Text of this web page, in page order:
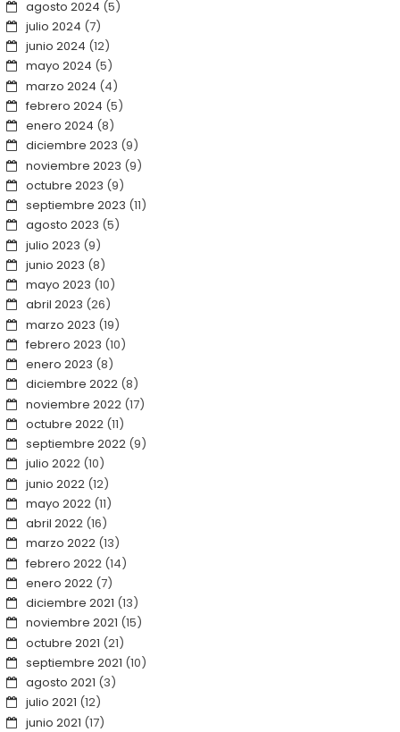
agosto 2024 (5)
julio 2024 (7)
junio 2024 (12)
mayo 2024 (5)
marzo 2024 (4)
febrero 2024 (5)
enero 2024 (8)
diciembre 2023 (9)
noviembre 2023 (9)
octubre 2023 (9)
septiembre 2023 (11)
agosto 2023 (5)
julio 2023 (9)
junio 2023 (8)
mayo 2023 (10)
abril 2023 (26)
marzo 2023 (19)
febrero 2023 (10)
enero 2023 (8)
diciembre 2022(8)
noviembre 2022(17)
octubre 2022(11)
septiembre 2022(9)
julio 2022(10)
junio 2022(12)
mayo 2022(11)
abril 2022(16)
marzo 2022(13)
febrero 2022(14)
enero 2022(7)
diciembre 2021 (13)
noviembre 2021 (15)
octubre 2021 (21)
septiembre 2021 (10)
agosto 2021 (3)
julio 2021 (12)
junio 2021 (17)